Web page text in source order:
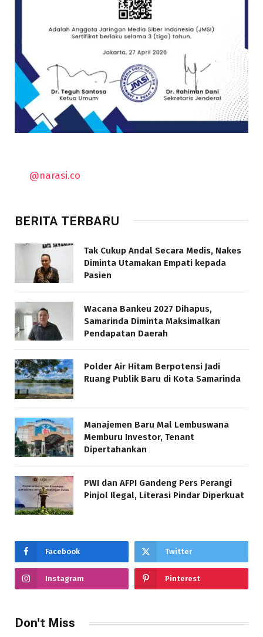
@narasi.co
BERITA TERBARU
Tak Cukup Andal Secara Medis, Nakes
Diminta Utamakan Empati kepada
Pasien
Wacana Bankeu 2027 Dihapus,
Samarinda Diminta Maksimalkan
Pendapatan Daerah
Polder Air Hitam Berpotensi Jadi
Ruang Publik Baru di Kota Samarinda
Manajemen Baru Mal Lembuswana
Memburu Investor, Tenant
Dipertahankan
PWI dan AFPI Gandeng Pers Perangi
Pinjol Ilegal, Literasi Pindar Diperkuat
Facebook Twitter
Instagram Pinterest
Don't Miss